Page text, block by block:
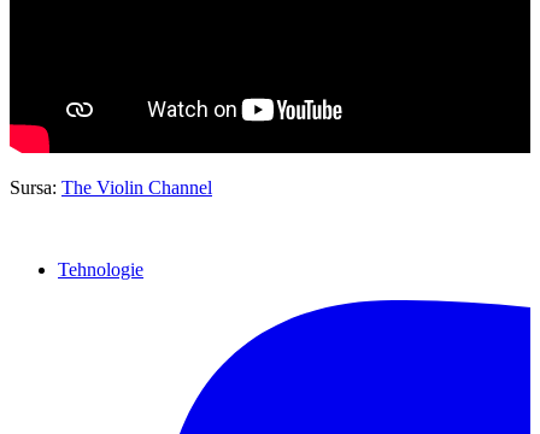
Sursa: The Violin Channel
Tehnologie